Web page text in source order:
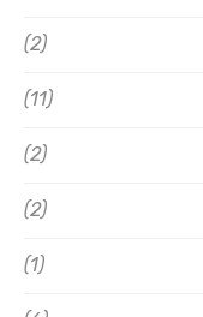
(2)
(11)
(2)
(2)
(1)